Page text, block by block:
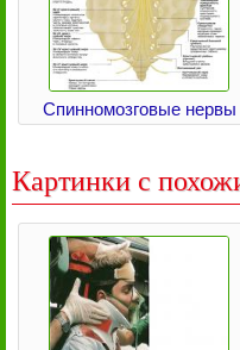
Спинномозговые нервы
Картинки с